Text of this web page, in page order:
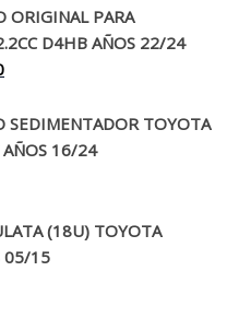
actual
es:
$519.990.
ORIGINAL PARA
D4HB AÑOS 22/24
El
actual
es:
SEDIMENTADOR TOYOTA
AÑOS 16/24
(18U) TOYOTA
05/15